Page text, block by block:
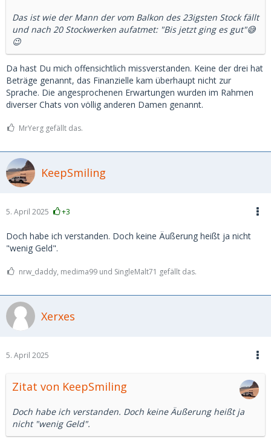
Das ist wie der Mann der vom Balkon des 23igsten Stock fällt
und nach 20 Stockwerken aufatmet: "Bis jetzt ging es gut"😅
😉
Da hast Du mich offensichtlich missverstanden. Keine der drei hat
Beträge genannt, das Finanzielle kam überhaupt nicht zur
Sprache. Die angesprochenen Erwartungen wurden im Rahmen
diverser Chats von völlig anderen Damen genannt.
MrYerg gefällt das.
KeepSmiling
5. April 2025 +3
Doch habe ich verstanden. Doch keine Äußerung heißt ja nicht
"wenig Geld".
nrw_daddy, medima99 und SingleMalt71 gefällt das.
Xerxes
5. April 2025
Zitat von KeepSmiling
Doch habe ich verstanden. Doch keine Äußerung heißt ja
nicht "wenig Geld".